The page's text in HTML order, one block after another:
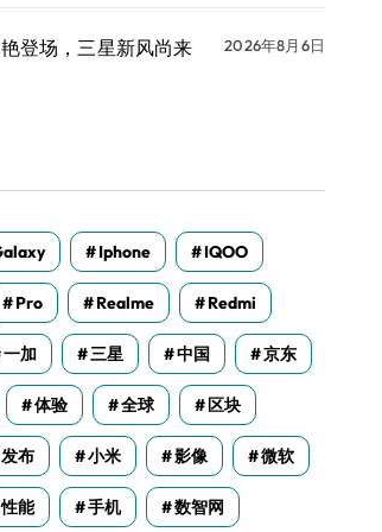
登场，三星新风尚来
2026年8月6日
Iphone IQOO
Pro Realme Redmi
一加 三星 中国 京东
体验 全球 区块
发布 小米 影像 微软
性能 手机 数智网